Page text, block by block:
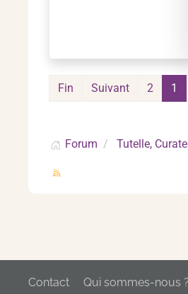
1
2
Suivant
Fin
Forum Tutelle,
Contact Qui sommes-nous ?